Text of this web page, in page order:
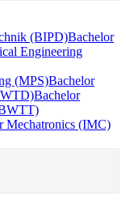
(BIPD)Bachelor
Engineering
(MPS)Bachelor
Bachelor
Mechatronics (IMC)